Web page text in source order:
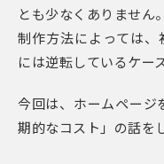
とも少なくありません。
制作方法によっては
には逆転しているケー
今回は、ホームページ
期的なコスト」の話を